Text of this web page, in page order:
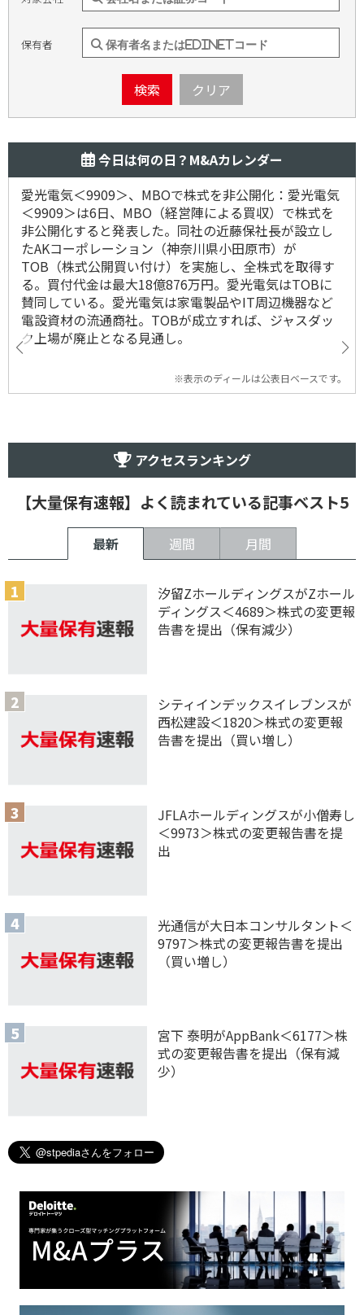
保有者
検索 クリア
今日は何の日？M&Aカレンダー
愛光電気＜9909＞、MBOで株式を非公開化：愛光電気
＜9909＞は6日、MBO（経営陣による買収）で株式を
非公開化すると発表した。同社の近藤保社長が設立し
たAKコーポレーション（神奈川県小田原市）が
TOB（株式公開買い付け）を実施し、全株式を取得す
る。買付代金は最大18億876万円。愛光電気はTOBに
賛同している。愛光電気は家電製品やIT周辺機器など
電設資材の流通商社。TOBが成立すれば、ジャスダッ
ク上場が廃止となる見通し。
※表示のディールは公表日ベースです。
アクセスランキング
【大量保有速報】よく読まれている記事ベスト5
最新 週間 月間
汐留ZホールディングスがZホール
ディングス＜4689＞株式の変更報
告書を提出（保有減少）
シティインデックスイレブンスが
西松建設＜1820＞株式の変更報
告書を提出（買い増し）
JFLAホールディングスが小僧寿し
＜9973＞株式の変更報告書を提
出
光通信が大日本コンサルタント＜
9797＞株式の変更報告書を提出
（買い増し）
宮下 泰明がAppBank＜6177＞株
式の変更報告書を提出（保有減
少）